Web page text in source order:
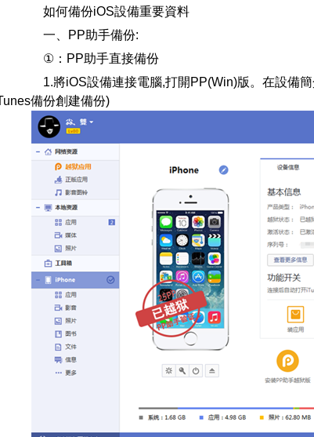
如何備份iOS設備重要資料
一、PP助手備份:
①：PP助手直接備份
1.將iOS設備連接電腦,打開PP(Win)版。在設備簡
備份創建備份)